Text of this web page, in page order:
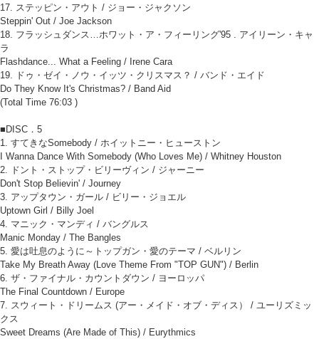
17. ステッピン・アウト / ジョー・ジャクソン
Steppin' Out / Joe Jackson
18. フラッシュダンス…ホワット・ア・フィーリング'95 . アイリーン・キャ
ラ
Flashdance... What a Feeling / Irene Cara
19. ドゥ・ゼイ・ノウ・イッツ・クリスマス？ / バンド・エイド
Do They Know It's Christmas? / Band Aid
(Total Time 76:03 )
■DISC．5
1. すてきなSomebody / ホイットニー・ヒューストン
I Wanna Dance With Somebody (Who Loves Me) / Whitney Houston
2. ドント・ストップ・ビリーヴィン / ジャーニー
Don't Stop Believin' / Journey
3. アップタウン・ガール / ビリー・ジョエル
Uptown Girl / Billy Joel
4. マニック・マンディ / バングルス
Manic Monday / The Bangles
5. 愛は吐息のように～トップガン・愛のテーマ / ベルリン
Take My Breath Away (Love Theme From "TOP GUN") / Berlin
6. ザ・ファイナル・カウントダウン / ヨーロッパ
The Final Countdown / Europe
7. スウィート・ドリームス (アー・メイド・オブ・ディス） / ユーリズミッ
クス
Sweet Dreams (Are Made of This) / Eurythmics